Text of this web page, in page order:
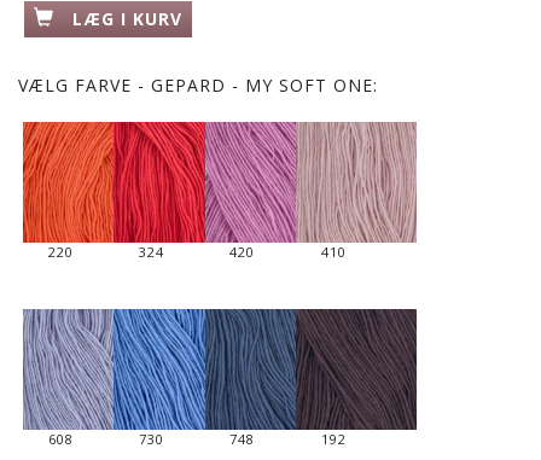
LÆG I KURV
VÆLG FARVE - GEPARD - MY SOFT ONE:
220 324 420 410
608 730 748 192